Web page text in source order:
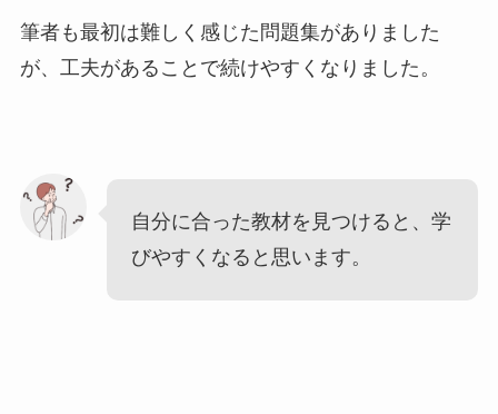
筆者も最初は難しく感じた問題集がありました
が、工夫があることで続けやすくなりました。
自分に合った教材を見つけると、学
びやすくなると思います。